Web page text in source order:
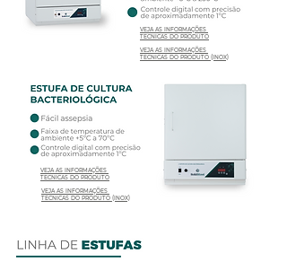
VEJA AS INFORMAÇÕES
TÉCNICAS DO PRODUTO
VEJA AS INFORMAÇÕES
TÉCNICAS DO PRODUTO (INOX)
VEJA AS INFORMAÇÕES
TÉCNICAS DO PRODUTO
VEJA AS INFORMAÇÕES
TÉCNICAS DO PRODUTO (INOX)